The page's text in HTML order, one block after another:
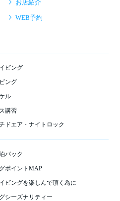
お店紹介
WEB予約
ビング
ング
ル
講習
ドエア・ナイトロック
パック
ポイントMAP
ビングを楽しんで頂く為に
シーズナリティー